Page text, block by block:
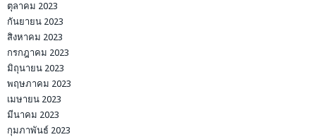
ตุลาคม 2023
กันยายน 2023
สิงหาคม 2023
กรกฎาคม 2023
มิถุนายน 2023
พฤษภาคม 2023
เมษายน 2023
มีนาคม 2023
กุมภาพันธ์ 2023